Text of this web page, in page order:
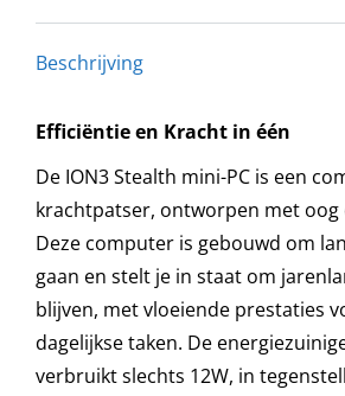
ram
-
(2TB)
Grafisch
Zwart
Beschrijving
Efficiëntie en Kracht in één
De ION3 Stealth mini-PC is een
krachtpatser, ontworpen met oog
Deze computer is gebouwd om
gaan en stelt je in staat om
blijven, met vloeiende prestaties
dagelijkse taken. De
verbruikt slechts 12W, in